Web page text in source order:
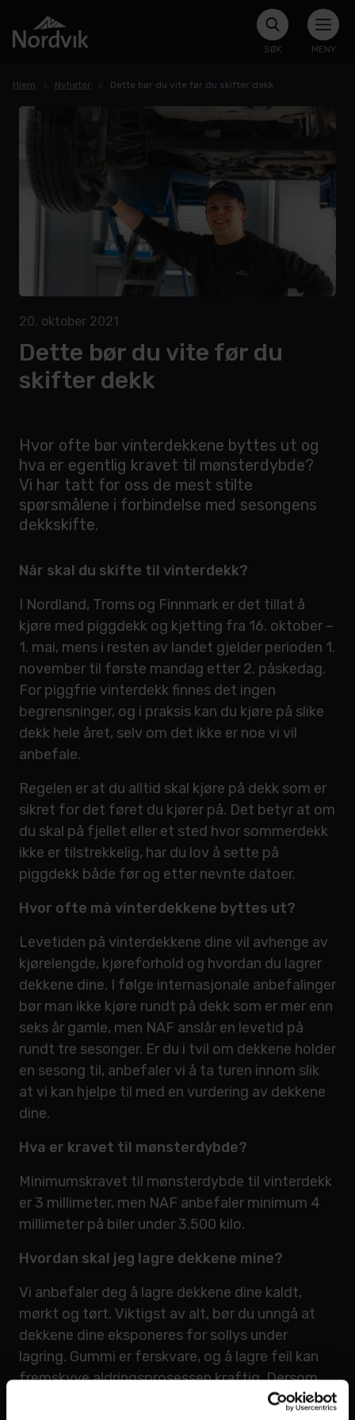
SØK MENY
Hjem Nyheter Dette bør du vite før du skifter dekk
20. oktober 2021
Dette bør du vite før du
skifter dekk
Hvor ofte bør vinterdekkene byttes ut og
hva er egentlig kravet til mønsterdybde?
Vi har tatt for oss de mest stilte
spørsmålene i forbindelse med sesongens
dekkskifte.
Når skal du skifte til vinterdekk?
I Nordland, Troms og Finnmark er det tillat å
kjøre med piggdekk og kjetting fra 16. oktober –
1. mai, mens i resten av landet gjelder perioden 1.
november til første mandag etter 2. påskedag.
For piggfrie vinterdekk finnes det ingen
begrensninger, og i praksis kan du kjøre på slike
dekk hele året, selv om det ikke er noe vi vil
anbefale.
Regelen er at du alltid skal kjøre på dekk som er
sikret for det føret du kjører på. Det betyr at om
du skal på fjellet eller et sted hvor sommerdekk
ikke er tilstrekkelig, har du lov å sette på
piggdekk både før og etter nevnte datoer.
Hvor ofte må vinterdekkene byttes ut?
Levetiden på vinterdekkene dine vil avhenge av
kjørelengde, kjøreforhold og hvordan du lagrer
dekkene dine. I følge internasjonale anbefalinger
bør man ikke kjøre rundt på dekk som er mer enn
seks år gamle, men NAF anslår en levetid på
rundt tre sesonger. Er du i tvil om dekkene holder
en sesong til, anbefaler vi å ta turen innom slik
at vi kan hjelpe til med en vurdering av dekkene
dine.
Hva er kravet til mønsterdybde?
Minimumskravet til mønsterdybde til vinterdekk
er 3 millimeter, men NAF anbefaler minimum 4
millimeter på biler under 3.500 kilo.
Hvordan skal jeg lagre dekkene mine?
Vi anbefaler deg å lagre dekkene dine kaldt,
mørkt og tørt. Viktigst av alt, bør du unngå at
dekkene dine eksponeres for sollys under
lagring. Gummi er ferskvare, og å lagre feil kan
fremskyve aldringsprosessen kraftig. Dersom
du ikke har tilstrekkelig lagringsplass hjemme,